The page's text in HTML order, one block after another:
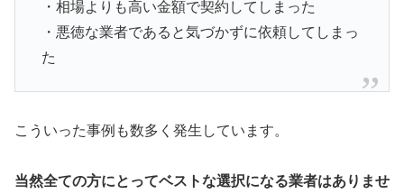
・相場よりも高い金額で契約してしまった
・悪徳な業者であると気づかずに依頼してしまっ
た
こういった事例も数多く発生しています。
当然全ての方にとってベストな選択になる業者はありませ